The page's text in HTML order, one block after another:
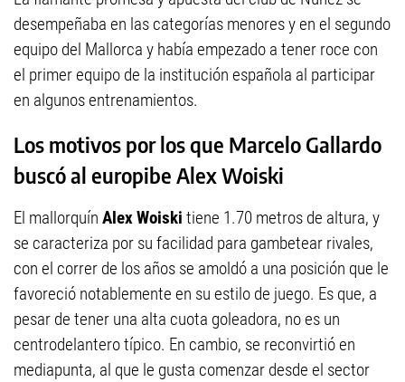
desempeñaba en las categorías menores y en el segundo
equipo del Mallorca y había empezado a tener roce con
el primer equipo de la institución española al participar
en algunos entrenamientos.
Los motivos por los que Marcelo Gallardo
buscó al europibe Alex Woiski
El mallorquín Alex Woiski tiene 1.70 metros de altura, y
se caracteriza por su facilidad para gambetear rivales,
con el correr de los años se amoldó a una posición que le
favoreció notablemente en su estilo de juego. Es que, a
pesar de tener una alta cuota goleadora, no es un
centrodelantero típico. En cambio, se reconvirtió en
mediapunta, al que le gusta comenzar desde el sector